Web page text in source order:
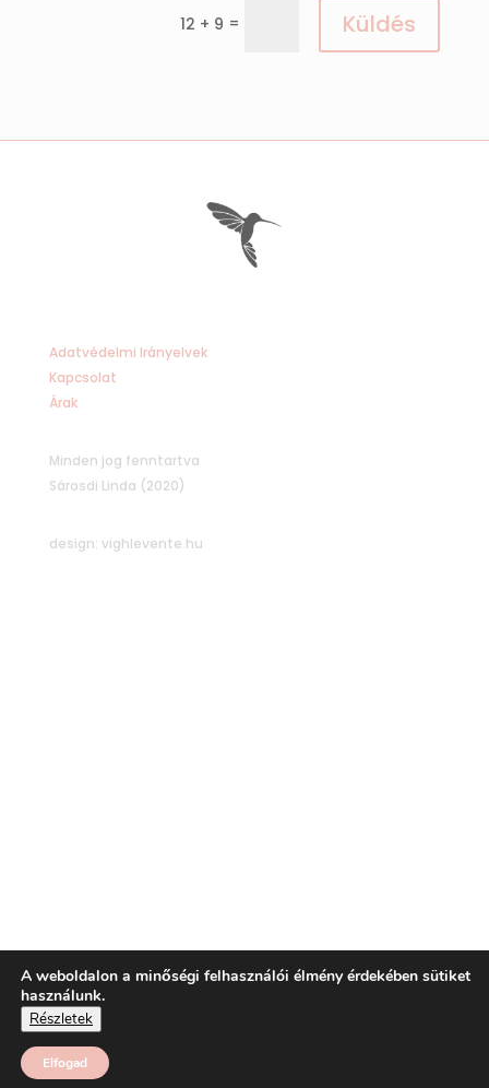
12 + 9 = Küldés
Adatvédelmi Irányelvek
Kapcsolat
Árak
Minden jog fenntartva
Sárosdi Linda (2020)
design: vighlevente.hu
A weboldalon a minőségi felhasználói élmény érdekében sütiket
használunk.
Részletek
Elfogad